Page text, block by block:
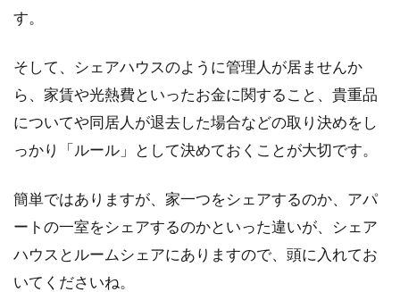
す。
そして、シェアハウスのように管理人が居ませんか
ら、家賃や光熱費といったお金に関すること、貴重品
についてや同居人が退去した場合などの取り決めをし
っかり「ルール」として決めておくことが大切です。
簡単ではありますが、家一つをシェアするのか、アパ
ートの一室をシェアするのかといった違いが、シェア
ハウスとルームシェアにありますので、頭に入れてお
いてくださいね。